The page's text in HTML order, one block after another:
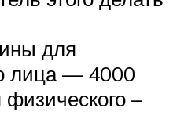
для
лица — 4000
–